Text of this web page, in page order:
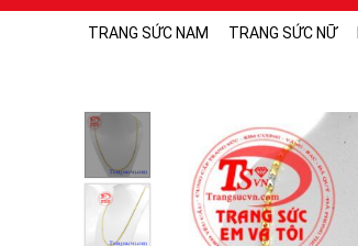
TRANG SỨC NAM TRANG SỨC NỮ